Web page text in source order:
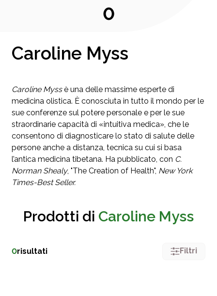
0
Caroline Myss
Caroline Myssè una delle massime esperte di
medicina olistica. È conosciuta in tutto il mondo per le
sue conferenze sul potere personale e per le sue
straordinarie capacità di «intuitiva medica», che le
consentono di diagnosticare lo stato di salute delle
persone anche a distanza, tecnica su cui si basa
l’antica medicina tibetana. Ha pubblicato, con C.
Norman Shealy, "The Creation of Health", New York
Times-Best Seller.
Prodotti di Caroline Myss
0risultati Filtri